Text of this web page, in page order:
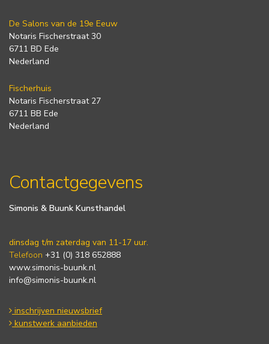
De Salons van de 19e Eeuw
Notaris Fischerstraat 30
6711 BD Ede
Nederland
Fischerhuis
Notaris Fischerstraat 27
6711 BB Ede
Nederland
Contactgegevens
Simonis & Buunk Kunsthandel
dinsdag t/m zaterdag van 11-17 uur.
Telefoon +31 (0) 318 652888
www.simonis-buunk.nl
info@simonis-buunk.nl
inschrijven nieuwsbrief
kunstwerk aanbieden